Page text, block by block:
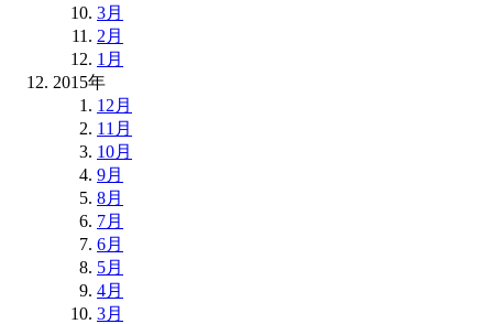
3月
2月
1月
2015年
12月
11月
10月
9月
8月
7月
6月
5月
4月
3月